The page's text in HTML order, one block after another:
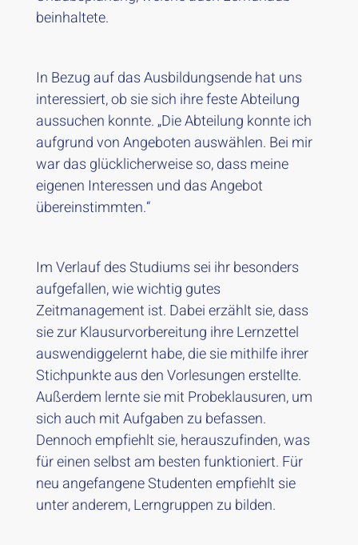
beinhaltete.
In Bezug auf das Ausbildungsende hat uns
interessiert, ob sie sich ihre feste Abteilung
aussuchen konnte. „Die Abteilung konnte ich
aufgrund von Angeboten auswählen. Bei mir
war das glücklicherweise so, dass meine
eigenen Interessen und das Angebot
übereinstimmten.“
Im Verlauf des Studiums sei ihr besonders
aufgefallen, wie wichtig gutes
Zeitmanagement ist. Dabei erzählt sie, dass
sie zur Klausurvorbereitung ihre Lernzettel
auswendiggelernt habe, die sie mithilfe ihrer
Stichpunkte aus den Vorlesungen erstellte.
Außerdem lernte sie mit Probeklausuren, um
sich auch mit Aufgaben zu befassen.
Dennoch empfiehlt sie, herauszufinden, was
für einen selbst am besten funktioniert. Für
neu angefangene Studenten empfiehlt sie
unter anderem, Lerngruppen zu bilden.